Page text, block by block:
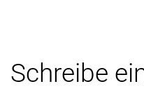
Schreibe